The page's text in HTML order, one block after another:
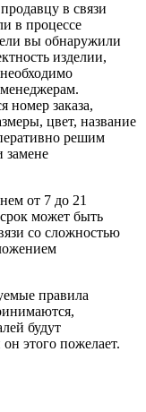
в связи
в процессе
вы обнаружили
изделии,
номер заказа,
цвет, название
решим
замене
от 7 до 21
может быть
со сложностью
правила
будут
он этого пожелает.